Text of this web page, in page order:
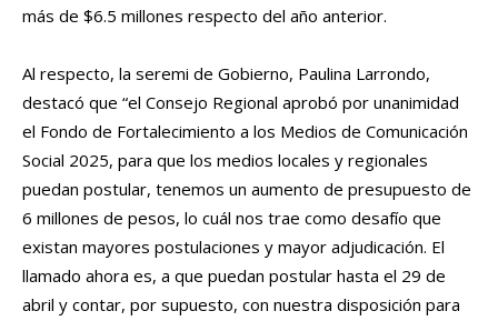
más de $6.5 millones respecto del año anterior.
Al respecto, la seremi de Gobierno, Paulina Larrondo,
destacó que “el Consejo Regional aprobó por unanimidad
el Fondo de Fortalecimiento a los Medios de Comunicación
Social 2025, para que los medios locales y regionales
puedan postular, tenemos un aumento de presupuesto de
6 millones de pesos, lo cuál nos trae como desafío que
existan mayores postulaciones y mayor adjudicación. El
llamado ahora es, a que puedan postular hasta el 29 de
abril y contar, por supuesto, con nuestra disposición para